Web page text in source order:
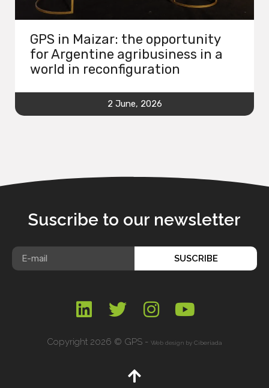
GPS in Maizar: the opportunity
for Argentine agribusiness in a
world in reconfiguration
2 June, 2026
Suscribe to our newsletter
SUSCRIBE
Copyright 2026 © GPS - Web design by Ciberiada